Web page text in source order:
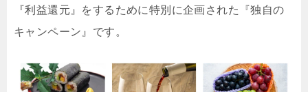
『利益還元』をするために特別に企画された『独自の
キャンペーン』です。